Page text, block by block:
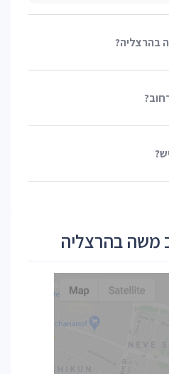
בהרצליה?
משה בהרצליה